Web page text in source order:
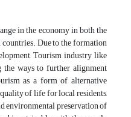
in the economy in both the
Due to the formation
Tourism industry like
the ways to further alignment
as a form of alternative
of life for local residents,
environmental preservation of